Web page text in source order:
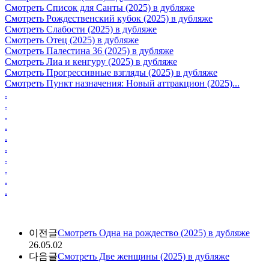
Смотреть Список для Санты (2025) в дубляже
Смотреть Рождественский кубок (2025) в дубляже
Смотреть Слабости (2025) в дубляже
Смотреть Отец (2025) в дубляже
Смотреть Палестина 36 (2025) в дубляже
Смотреть Лиа и кенгуру (2025) в дубляже
Смотреть Прогрессивные взгляды (2025) в дубляже
Смотреть Пункт назначения: Новый аттракцион (2025)...
.
.
.
.
.
.
.
.
.
.
이전글Смотреть Одна на рождество (2025) в дубляже
26.05.02
다음글Смотреть Две женщины (2025) в дубляже